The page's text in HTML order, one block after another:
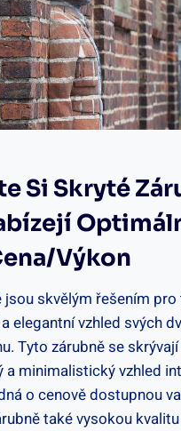
Si Skryté
výkon
jsou skvělým řešením
elegantní vzhled svých
Tyto zárubně se
minimalistický vzhled
o cenově dostupnou
také vysokou